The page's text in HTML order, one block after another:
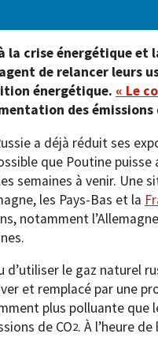
la crise énergétique et
de relancer leurs
énergétique. « Le
des
a déjà réduit ses
que Poutine puisse
semaines à venir. Une
les Pays-Bas et la
notamment
d’utiliser le gaz naturel
et remplacé par une
plus polluante que
de CO2. À l’heure